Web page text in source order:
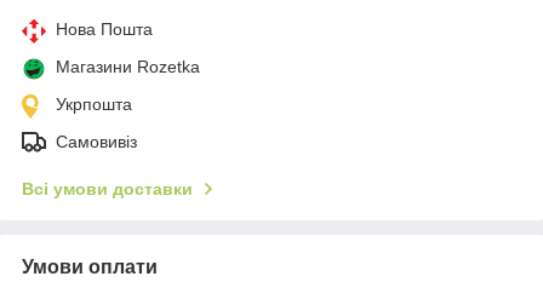
Нова Пошта
Магазини Rozetka
Укрпошта
Самовивіз
Всі умови доставки
Умови оплати